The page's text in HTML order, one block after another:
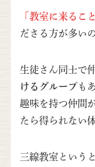
「教室に来るこ
ださる方が多い
生徒さん同士で
けるグループも
趣味を持つ仲間
たら得られない
三線教室という